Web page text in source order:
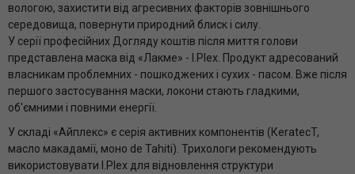
вологою, захистити від агресивних факторів зовнішнього
середовища, повернути природний блиск і силу.
У серії професійних Догляду коштів після миття голови
представлена ​​маска від «Лакме» - I.Plex. Продукт адресований
власникам проблемних - пошкоджених і сухих - пасом. Вже після
першого застосування маски, локони стають гладкими,
об'ємними і повними енергії.
У складі «Айплекс» є серія активних компонентів (КeratecT,
масло макадамії, моно de Tahiti). Трихологи рекомендують
використовувати I.Plex для відновлення структури